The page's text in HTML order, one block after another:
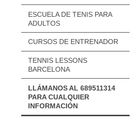
ESCUELA DE TENIS PARA
ADULTOS
CURSOS DE ENTRENADOR
TENNIS LESSONS
BARCELONA
LLÁMANOS AL 689511314
PARA CUALQUIER
INFORMACIÓN